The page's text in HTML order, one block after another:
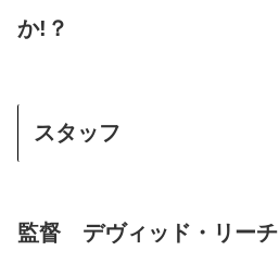
か!？
スタッフ
監督 デヴィッド・リーチ